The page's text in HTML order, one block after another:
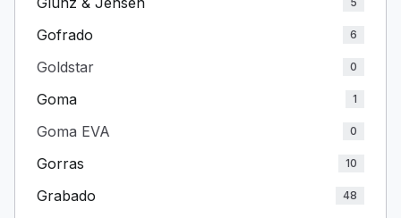
Gofrado 6
Goldstar 0
Goma 1
Goma EVA 0
Gorras 10
Grabado 48